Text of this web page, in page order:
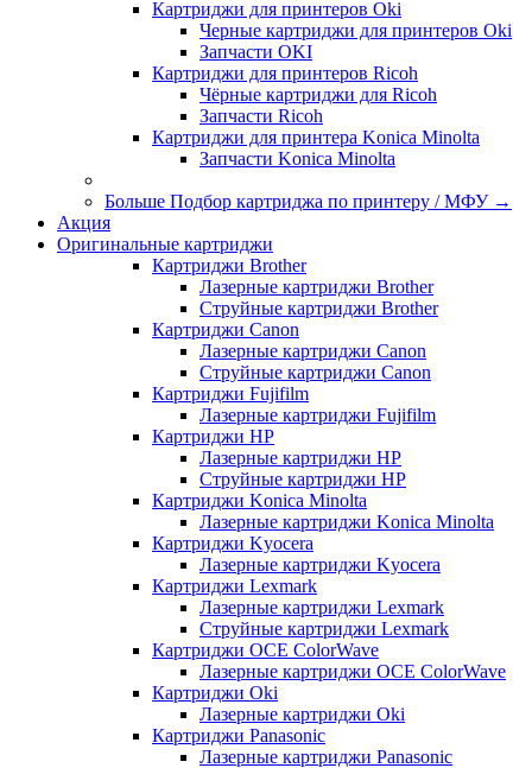
Картриджи для принтеров Oki
Черные картриджи для принтеров Oki
Запчасти OKI
Картриджи для принтеров Ricoh
Чёрные картриджи для Ricoh
Запчасти Ricoh
Картриджи для принтера Konica Minolta
Запчасти Koniсa Minolta
Больше Подбор картриджа по принтеру / МФУ →
Акция
Оригинальные картриджи
Картриджи Brother
Лазерные картриджи Brother
Струйные картриджи Brother
Картриджи Canon
Лазерные картриджи Canon
Струйные картриджи Canon
Картриджи Fujifilm
Лазерные картриджи Fujifilm
Картриджи HP
Лазерные картриджи HP
Струйные картриджи HP
Картриджи Konica Minolta
Лазерные картриджи Konica Minolta
Картриджи Kyocera
Лазерные картриджи Kyocera
Картриджи Lexmark
Лазерные картриджи Lexmark
Струйные картриджи Lexmark
Картриджи OCE ColorWave
Лазерные картриджи OCE ColorWave
Картриджи Oki
Лазерные картриджи Oki
Картриджи Panasonic
Лазерные картриджи Panasonic